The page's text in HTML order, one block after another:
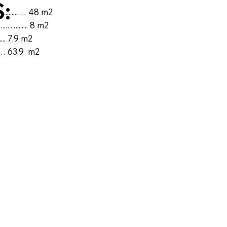
48 m2
8 m2
7,9 m2
63,9 m2